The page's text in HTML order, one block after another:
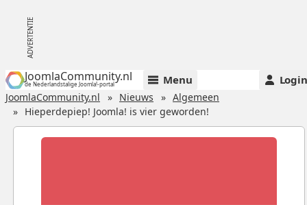
JoomlaCommunity.nl
de Nederlandstalige Joomla!-portal Menu Login
JoomlaCommunity.nl Nieuws
Algemeen
Hieperdepiep! Joomla! is vier geworden!